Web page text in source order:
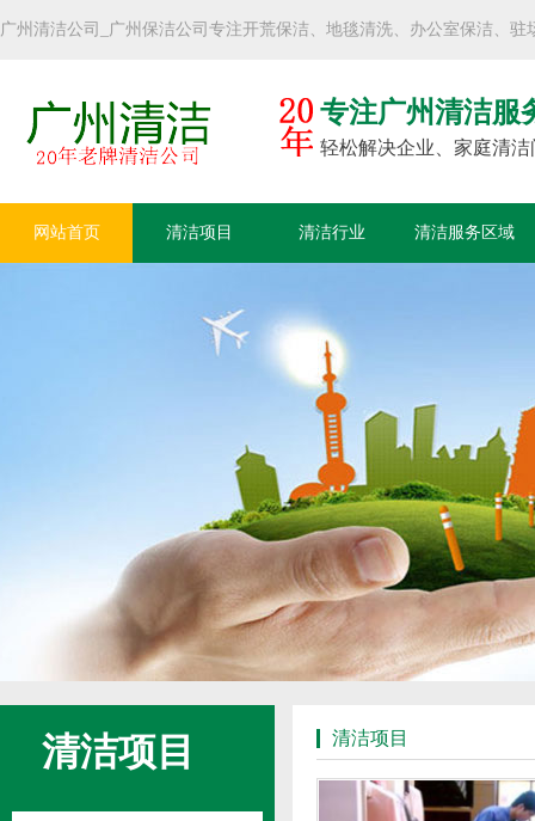
广州清洁公司_广州保洁公司专注开荒保洁、地毯清洗、办公室保洁、
专注广州清洁服
轻松解决企业、家庭清洁
网站首页 清洁项目 清洁行业 清洁服务区域
清洁项目 清洁项目